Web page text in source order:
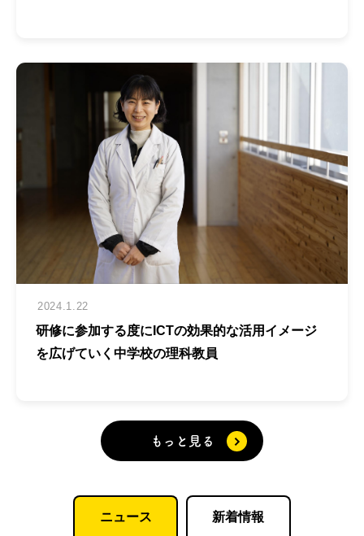
2024.1.22
研修に参加する度にICTの効果的な活用イメージ
を広げていく中学校の理科教員
もっと見る
ニュース 新着情報